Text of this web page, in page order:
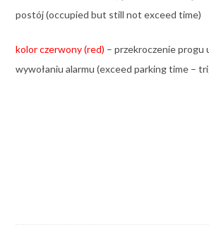
postój (occupied but still not exceed time)
kolor czerwony (red) – przekroczenie progu
wywołaniu alarmu (exceed parking time –